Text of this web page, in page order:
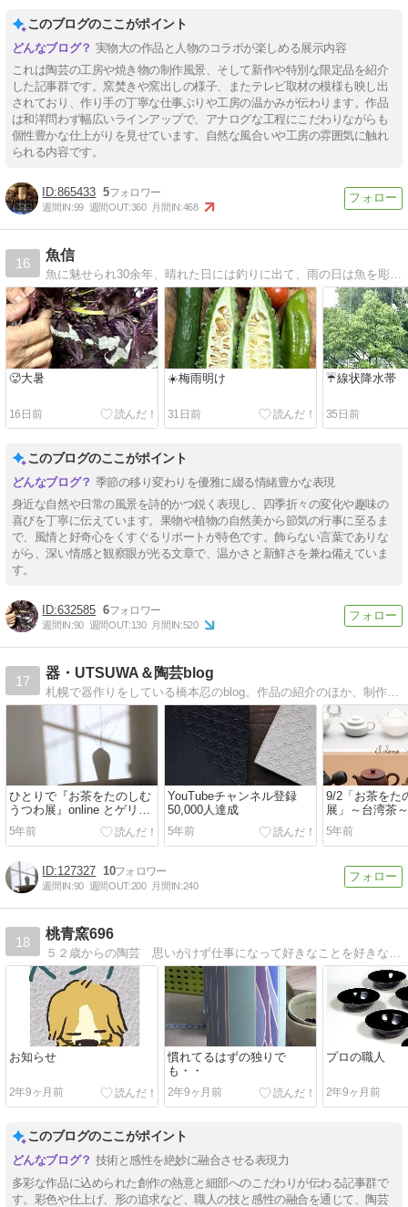
このブログのここがポイント
実物大の作品と人物のコラボが楽しめる展示内容
これは陶芸の工房や焼き物の制作風景、そして新作や特別な限定品を紹介
した記事群です。窯焚きや窯出しの様子、またテレビ取材の模様も映し出
されており、作り手の丁寧な仕事ぶりや工房の温かみが伝わります。作品
は和洋問わず幅広いラインアップで、アナログな工程にこだわりながらも
個性豊かな仕上がりを見せています。自然な風合いや工房の雰囲気に触れ
られる内容です。
865433 5
週間IN:99 週間OUT:360 月間IN:468
16
魚信
魚に魅せられ30余年、晴れた日には釣りに出て、雨の日は魚を彫る。作品と少しの言葉を載せています。
🥵大暑
16日前
☀️梅雨明け
31日前
☔️線状降水帯
35日前
このブログのここがポイント
季節の移り変わりを優雅に綴る情緒豊かな表現
身近な自然や日常の風景を詩的かつ鋭く表現し、四季折々の変化や趣味の
喜びを丁寧に伝えています。果物や植物の自然美から節気の行事に至るま
で、風情と好奇心をくすぐるリポートが特色です。飾らない言葉でありな
がら、深い情感と観察眼が光る文章で、温かさと新鮮さを兼ね備えていま
す。
632585 6
週間IN:90 週間OUT:130 月間IN:520
17
器・UTSUWA＆陶芸blog
札幌で器作りをしている橋本忍のblog。作品の紹介のほか、制作の様子や技法の紹介などなど。作陶のアイデアにどうぞ。
ひとりで『お茶をたのしむ
うつわ展』online とゲリラ
茶会
5年前
YouTubeチャンネル登録
50,000人達成
5年前
9/2「お茶をた
展」～台湾茶
について
5年前
127327 10
週間IN:90 週間OUT:200 月間IN:240
18
桃青窯696
お知らせ
2年9ヶ月前
慣れてるはずの独りで
も・・
2年9ヶ月前
プロの職人
2年9ヶ月前
このブログのここがポイント
技術と感性を絶妙に融合させる表現力
多彩な作品に込められた創作の熱意と細部へのこだわりが伝わる記事群で
す。彩色や仕上げ、形の追求など、職人の技と感性の融合を通じて、陶芸